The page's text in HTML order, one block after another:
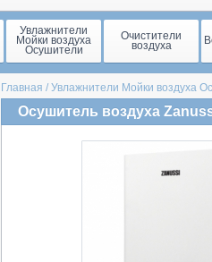
Увлажнители
Мойки воздуха
Осушители
Очистители
воздуха
Главная / Увлажнители Мойки воздуха
Осушитель воздуха